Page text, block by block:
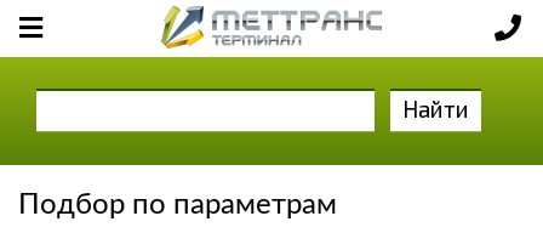
Найти
Подбор по параметрам